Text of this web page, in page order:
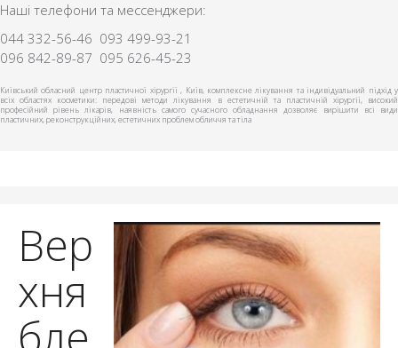
Наші телефони та мессенджери:
044 332-56-46 093 499-93-21
096 842-89-87 095 626-45-23
Київський обласний центр пластичної хірургії , Київ, комплексне лікування та індивідуальний підхід у
всіх областях косметики: передові методи лікування в естетичній та пластичній хірургії, високий
професійний рівень лікарів, наявність самого сучасного обладнання дозволяє вирішити всі види
пластичних, реконструкційних, естетичних проблем обличчя та тіла
Вер
хня